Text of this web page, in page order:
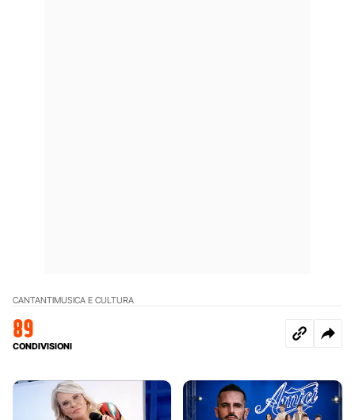
CANTANTIMUSICA E CULTURA
89
CONDIVISIONI